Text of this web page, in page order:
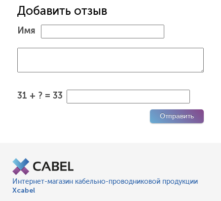
Добавить отзыв
Имя
31 + ? = 33
Интернет-магазин кабельно-проводниковой продукции
Xcabel